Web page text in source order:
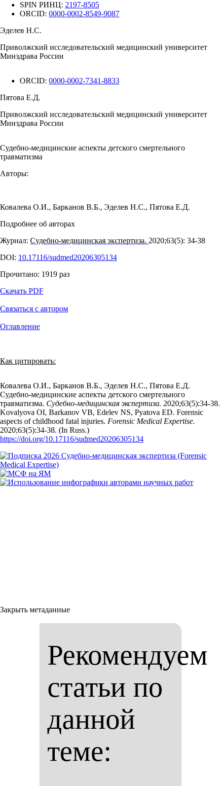
SPIN РИНЦ: 2197-8505
ORCID: 0000-0002-8549-9087
Эделев Н.С.
Приволжский исследовательский медицинский университет
Минздрава России
ORCID: 0000-0002-7341-8833
Пятова Е.Д.
Приволжский исследовательский медицинский университет
Минздрава России
Судебно-медицинские аспекты детского смертельного
травматизма
Авторы:
Ковалева О.И., Барканов В.Б., Эделев Н.С., Пятова Е.Д.
Подробнее об авторах
Журнал: Судебно-медицинская экспертиза. 2020;63(5): 34‑38
DOI: 10.17116/sudmed20206305134
Прочитано: 1919 раз
Скачать PDF
Связаться с автором
Оглавление
Как цитировать:
Ковалева О.И., Барканов В.Б., Эделев Н.С., Пятова Е.Д.
Судебно-медицинские аспекты детского смертельного
травматизма. Судебно-медицинская экспертиза. 2020;63(5):34‑38.
Kovalyova OI, Barkanov VB, Edelev NS, Pyatova ED. Forensic
aspects of childhood fatal injuries. Forensic Medical Expertise.
2020;63(5):34‑38. (In Russ.)
https://doi.org/10.17116/sudmed20206305134
Закрыть метаданные
Рекомендуем
статьи по
данной
теме: